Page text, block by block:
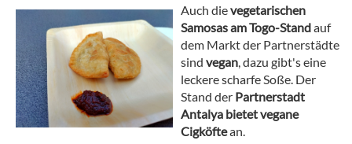
Auch dievegetarischen
Samosas am Togo-Standauf
dem Markt der Partnerstädte
sind vegan, dazu gibt's eine
leckere scharfe Soße. Der
Stand der Partnerstadt
Antalya bietet vegane
Cigköftean.